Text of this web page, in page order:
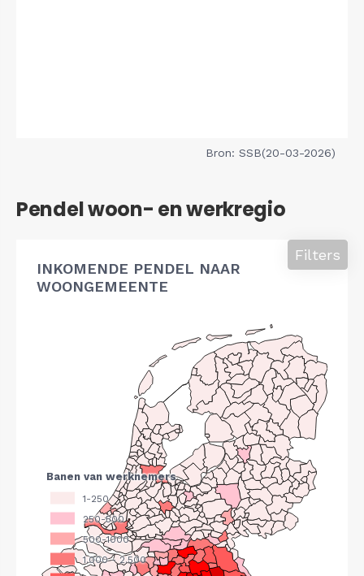
Bron: SSB(20-03-2026)
Pendel woon- en werkregio
INKOMENDE PENDEL NAAR
WOONGEMEENTE
Filters